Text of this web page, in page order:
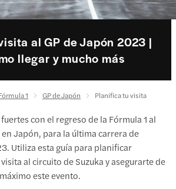
al GP de Japón 2023 |
llegar y mucho más
1 GP de Japón Planifica tu visita
con el regreso de la Fórmula 1 al
Japón, para la última carrera de
Utiliza esta guía para planificar
al circuito de Suzuka y asegurarte de
este evento.